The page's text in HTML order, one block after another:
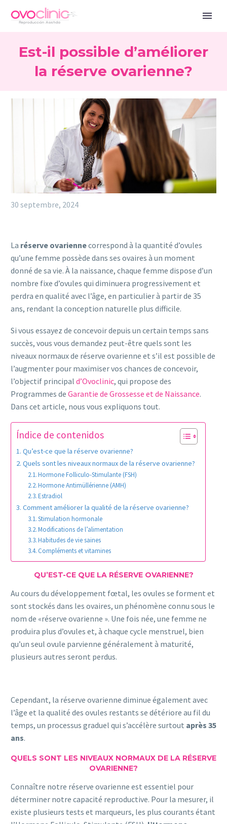
Est-il possible d’améliorer
la réserve ovarienne?
30 septembre, 2024
La réserve ovariennecorrespond à la quantité d’ovules
qu’une femme possède dans ses ovaires à un moment
donné de sa vie. À la naissance, chaque femme dispose d’un
nombre fixe d’ovules qui diminuera progressivement et
perdra en qualité avec l’âge, en particulier à partir de 35
ans, rendant la conception naturelle plus difficile.
Si vous essayez de concevoir depuis un certain temps sans
succès, vous vous demandez peut-être quels sont les
niveaux normaux de réserve ovarienne et s’il est possible de
l’augmenter pour maximiser vos chances de concevoir,
l’objectif principal d’Ovoclinic, qui propose des
Programmes de Garantie de Grossesse et de Naissance.
Dans cet article, nous vous expliquons tout.
Índice de contenidos
Qu’est-ce que la réserve ovarienne?
Quels sont les niveaux normaux de la réserve ovarienne?
Hormone Folliculo-Stimulante (FSH)
Hormone Antimüllérienne (AMH)
Estradiol
Comment améliorer la qualité de la réserve ovarienne?
Stimulation hormonale
Modifications de l’alimentation
Habitudes de vie saines
Compléments et vitamines
QU’EST-CE QUE LA RÉSERVE OVARIENNE?
Au cours du développement fœtal, les ovules se forment et
sont stockés dans les ovaires, un phénomène connu sous le
nom de «réserve ovarienne ». Une fois née, une femme ne
produira plus d’ovules et, à chaque cycle menstruel, bien
qu’un seul ovule parvienne généralement à maturité,
plusieurs autres seront perdus.
Cependant, la réserve ovarienne diminue également avec
l’âge et la qualité des ovules restants se détériore au fil du
temps, un processus graduel qui s’accélère surtout après 35
ans.
QUELS SONT LES NIVEAUX NORMAUX DE LA RÉSERVE
OVARIENNE?
Connaître notre réserve ovarienne est essentiel pour
déterminer notre capacité reproductive. Pour la mesurer, il
existe plusieurs tests et marqueurs, les plus courants étant